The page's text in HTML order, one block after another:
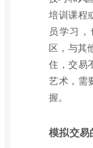
培训课程
员学习
区，与其
住，交易
艺术，需
握。
模拟交易